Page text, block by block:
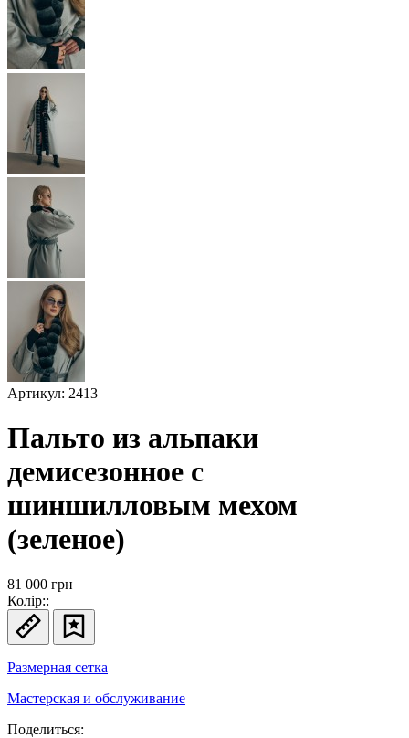
Артикул: 2413
Пальто из альпаки
демисезонное с
шиншилловым мехом
(зеленое)
81 000 грн
Колір::
Размерная сетка
Мастерская и обслуживание
Поделиться: